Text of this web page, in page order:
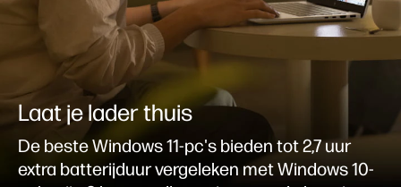
Laat je lader thuis
De beste Windows 11-pc's bieden tot 2,7 uur
extra batterijduur vergeleken met Windows 10-